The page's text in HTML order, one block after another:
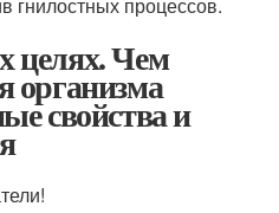
целях. Чем
организма
свойства и